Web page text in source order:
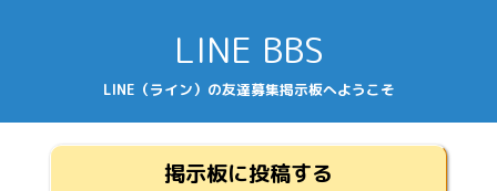
LINE BBS
LINE（ライン）の友達募集掲示板へようこそ
掲示板に投稿する